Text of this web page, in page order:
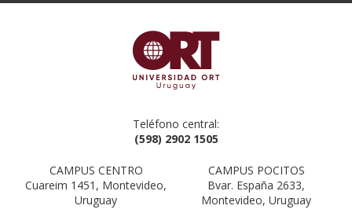
Teléfono central:
(598) 2902 1505
CAMPUS CENTRO
Cuareim 1451, Montevideo,
Uruguay
CAMPUS POCITOS
Bvar. España 2633,
Montevideo, Uruguay